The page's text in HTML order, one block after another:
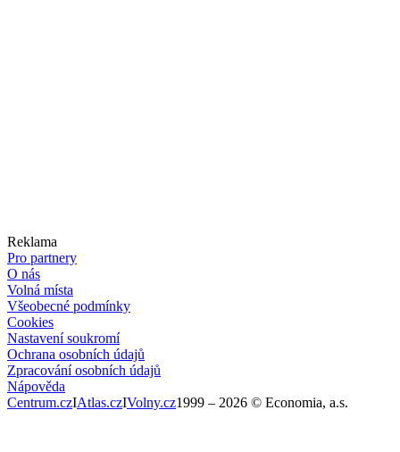
Reklama
Pro partnery
O nás
Volná místa
Všeobecné podmínky
Cookies
Nastavení soukromí
Ochrana osobních údajů
Zpracování osobních údajů
Nápověda
Centrum.czIAtlas.czIVolny.cz1999 – 2026 © Economia, a.s.